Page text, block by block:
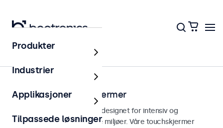
Hjem
Vandalsikre touchskjermer
Vandalsikre touchskjermer designet for intensiv og
kontinuerlig bruk i krevende miljøer. Våre touchskjermer
Produkter
Industrier
Applikasjoner
Tilpassede løsninger